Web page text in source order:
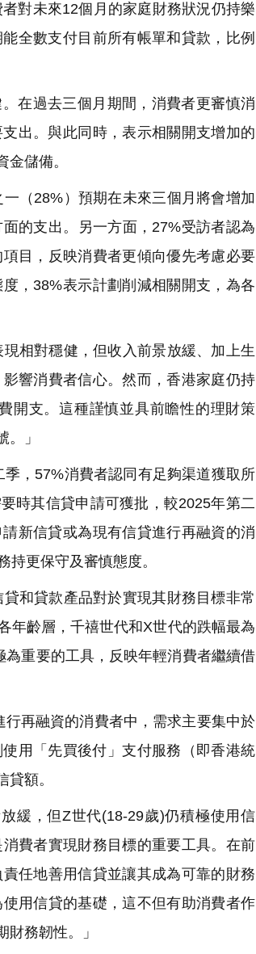
對未來12個月的家庭財務狀況仍持樂
全數支付目前所有帳單和貸款，比例
在過去三個月期間，消費者更審慎消
出。與此同時，表示相關開支增加的
金儲備。
（28%）預期在未來三個月將會增加
的支出。另一方面，27%受訪者認為
目，反映消費者更傾向優先考慮必要
，38%表示計劃削減相關開支，為各
相對穩健，但收入前景放緩、加上生
響消費者信心。然而，香港家庭仍持
開支。這種謹慎並具前瞻性的理財策
。」
，57%消費者認同有足夠渠道獲取所
時其信貸申請可獲批，較2025年第二
新信貸或為現有信貸進行再融資的消
持更保守及審慎態度。
和貸款產品對於實現其財務目標非常
年齡層，千禧世代和X世代的跌幅最為
重要的工具，反映年輕消費者繼續借
再融資的消費者中，需求主要集中於
用「先買後付」支付服務（即香港統
貸額。
緩，但Z世代(18-29歲)仍積極使用信
費者實現財務目標的重要工具。在前
任地善用信貸並讓其成為可靠的財務
用信貸的基礎，這不但有助消費者作
財務韌性。」